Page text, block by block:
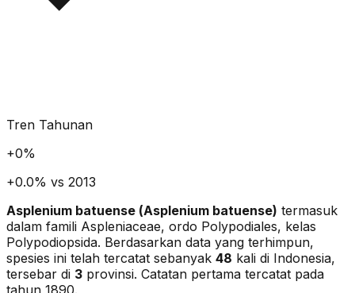
Tren Tahunan
+0%
+0.0% vs 2013
Asplenium batuense (Asplenium batuense) termasuk
dalam famili Aspleniaceae, ordo Polypodiales, kelas
Polypodiopsida. Berdasarkan data yang terhimpun,
spesies ini telah tercatat sebanyak 48 kali di Indonesia,
tersebar di 3 provinsi. Catatan pertama tercatat pada
tahun 1890.